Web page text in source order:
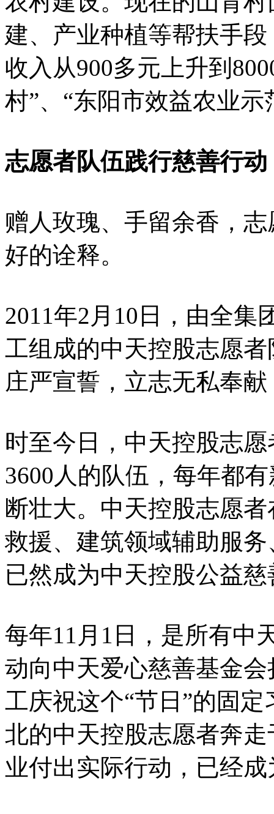
建、产业种植等帮扶手
收入从900多元上升到
村”、“东阳市效益农业示
志愿者队伍践行慈善行动
赠人玫瑰、手留余香，
好的诠释。
2011年2月10日，由全集
工组成的中天控股志愿
庄严宣誓，立志无私奉
时至今日，中天控股志
3600人的队伍，每年都
断壮大。中天控股志愿
救援、建筑领域辅助服
已然成为中天控股公益
每年11月1日，是所有中
动向中天爱心慈善基金
工庆祝这个“节日”的固
北的中天控股志愿者奔
业付出实际行动，已经